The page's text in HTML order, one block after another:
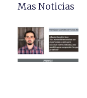
Mas Noticias